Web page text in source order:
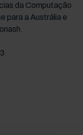
da Computação
para a Austrália e